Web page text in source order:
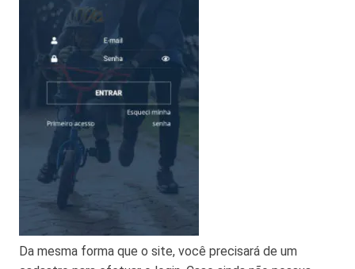
Da mesma forma que o site, você precisará de um